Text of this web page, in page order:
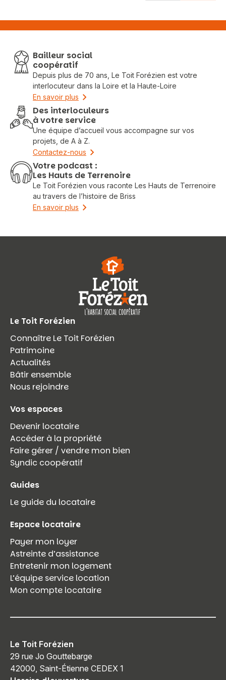
Bailleur social
coopératif
Depuis plus de 70 ans, Le Toit Forézien est votre
interlocuteur dans la Loire et la Haute-Loire
En savoir plus
Des interloculeurs
à votre service
Une équipe d’accueil vous accompagne sur vos
projets, de A à Z.
Contactez-nous
Votre podcast :
Les Hauts de Terrenoire
Le Toit Forézien vous raconte Les Hauts de Terrenoire
au travers de l’histoire de Briss
En savoir plus
Le Toit Forézien
Connaître Le Toit Forézien
Patrimoine
Actualités
Bâtir ensemble
Nous rejoindre
Vos espaces
Devenir locataire
Accéder à la propriété
Faire gérer / vendre mon bien
Syndic coopératif
Guides
Le guide du locataire
Espace locataire
Payer mon loyer
Astreinte d’assistance
Entretenir mon logement
L’équipe service location
Mon compte locataire
Le Toit Forézien
29 rue Jo Gouttebarge
42000, Saint-Étienne CEDEX 1